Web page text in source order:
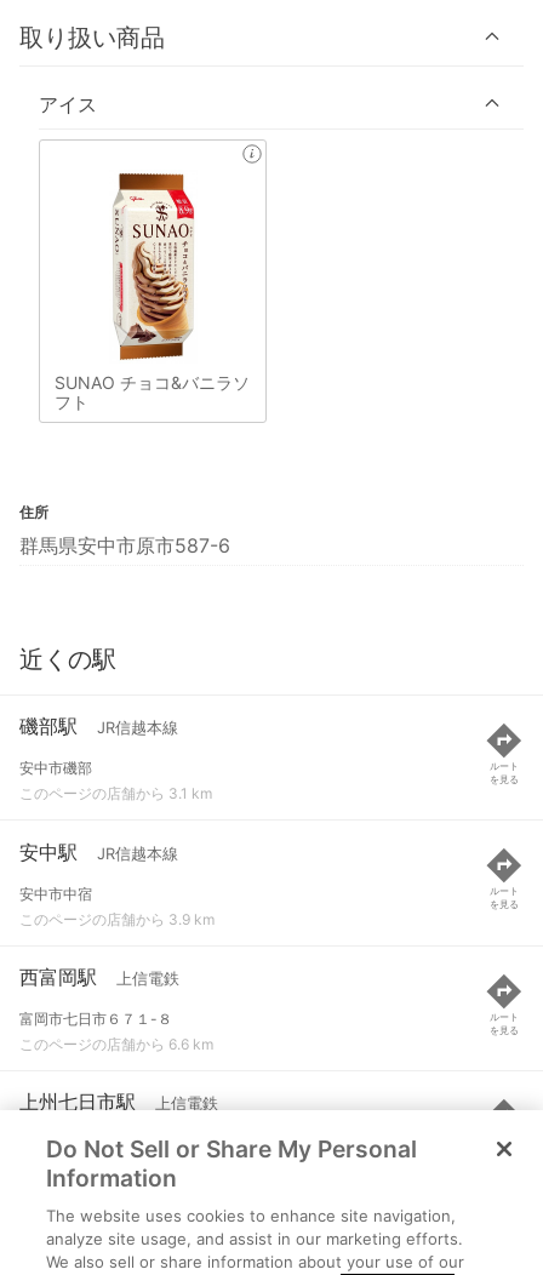
取り扱い商品
アイス
SUNAO チョコ&バニラソ
フト
住所
群馬県安中市原市587-6
近くの駅
磯部駅 JR信越本線
安中市磯部
このページの店舗から 3.1 km
ルート
を見る
安中駅 JR信越本線
安中市中宿
このページの店舗から 3.9 km
ルート
を見る
西富岡駅 上信電鉄
富岡市七日市６７１-８
このページの店舗から 6.6 km
ルート
を見る
上州七日市駅 上信電鉄
富岡市七日市１６２５-１
このページの店舗から 6.7 km
ルート
を見る
上州富岡駅
富岡市富岡１５９９-３
Do Not Sell or Share My Personal
Information
The website uses cookies to enhance site navigation,
analyze site usage, and assist in our marketing efforts.
We also sell or share information about your use of our